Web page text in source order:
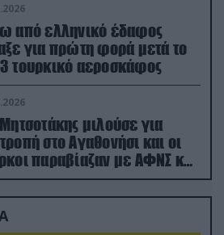
από ελληνικό έδαφος
για πρώτη φορά μετά το
τουρκικό αεροσκάφος
μιλούσε για
στο Αγαθονήσι και οι
παραβίαζαν με ΑΦΝΣ και